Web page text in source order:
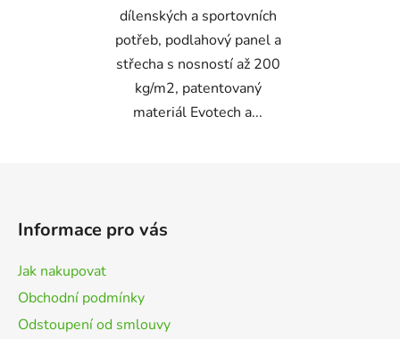
dílenských a sportovních
potřeb, podlahový panel a
střecha s nosností až 200
kg/m2, patentovaný
materiál Evotech a...
Informace pro vás
Jak nakupovat
Obchodní podmínky
Odstoupení od smlouvy